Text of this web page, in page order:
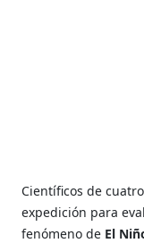
Científicos de
expedición para
fenómeno de El